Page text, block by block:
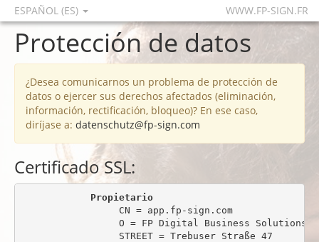
ESPAÑOL (ES) WWW.FP-SIGN.FR
Protección de datos
¿Desea comunicarnos un problema de protección de
datos o ejercer sus derechos afectados (eliminación,
información, rectificación, bloqueo)? En ese caso,
diríjase a: datenschutz@fp-sign.com
Certificado SSL:
Propietario
                 CN = app.fp-sign.com
O = FP Digital Business Solutions
                 STREET = Trebuser Straße 47